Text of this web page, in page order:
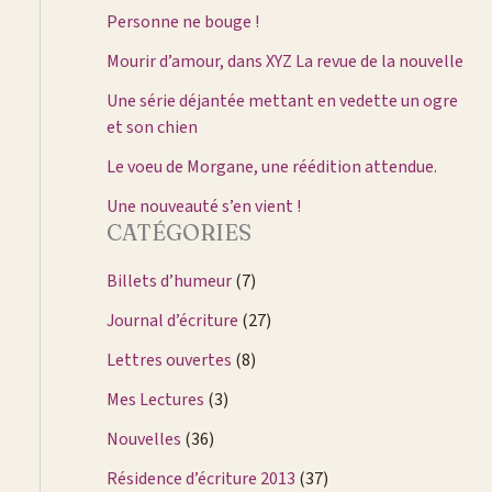
Personne ne bouge !
Mourir d’amour, dans XYZ La revue de la nouvelle
Une série déjantée mettant en vedette un ogre
et son chien
Le voeu de Morgane, une réédition attendue.
Une nouveauté s’en vient !
CATÉGORIES
Billets d’humeur(7)
Journal d’écriture (27)
Lettres ouvertes (8)
Mes Lectures (3)
Nouvelles (36)
Résidence d’écriture 2013 (37)